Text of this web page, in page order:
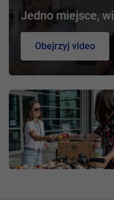
Jedno miejsce,
Obejrzyj video